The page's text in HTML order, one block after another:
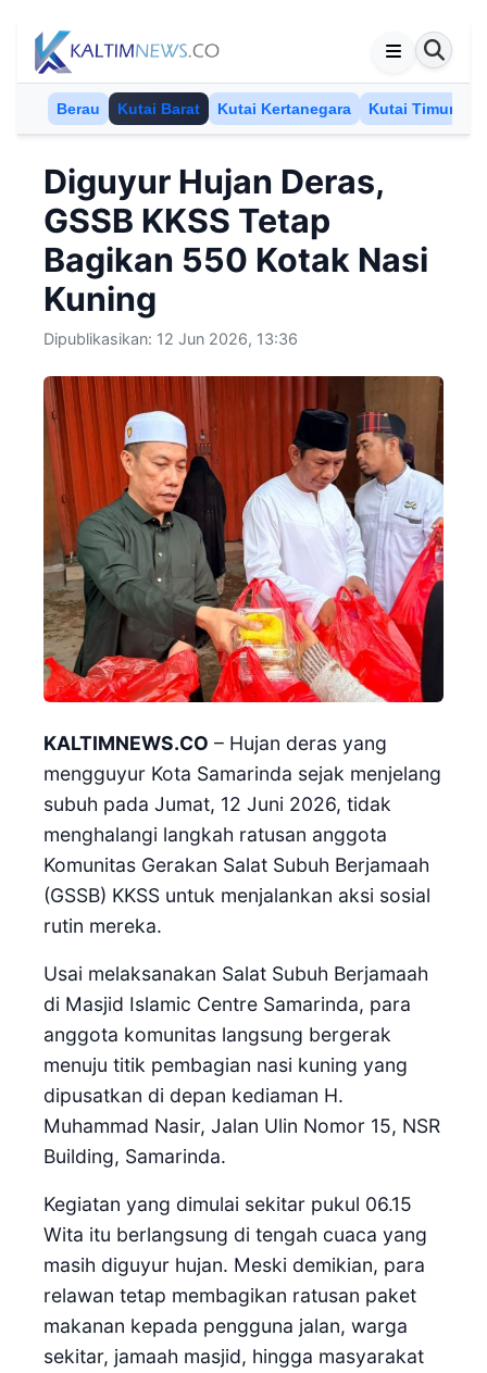
Skip to content
Berau Kutai Barat Kutai Kertanegara Kutai Timur
Diguyur Hujan Deras,
GSSB KKSS Tetap
Bagikan 550 Kotak Nasi
Kuning
Dipublikasikan: 12 Jun 2026, 13:36
KALTIMNEWS.CO – Hujan deras yang
mengguyur Kota Samarinda sejak menjelang
subuh pada Jumat, 12 Juni 2026, tidak
menghalangi langkah ratusan anggota
Komunitas Gerakan Salat Subuh Berjamaah
(GSSB) KKSS untuk menjalankan aksi sosial
rutin mereka.
Usai melaksanakan Salat Subuh Berjamaah
di Masjid Islamic Centre Samarinda, para
anggota komunitas langsung bergerak
menuju titik pembagian nasi kuning yang
dipusatkan di depan kediaman H.
Muhammad Nasir, Jalan Ulin Nomor 15, NSR
Building, Samarinda.
Kegiatan yang dimulai sekitar pukul 06.15
Wita itu berlangsung di tengah cuaca yang
masih diguyur hujan. Meski demikian, para
relawan tetap membagikan ratusan paket
makanan kepada pengguna jalan, warga
sekitar, jamaah masjid, hingga masyarakat